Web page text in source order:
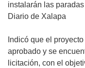
instalarán las
Diario de Xalapa
Indicó que el
aprobado y se
licitación, con el